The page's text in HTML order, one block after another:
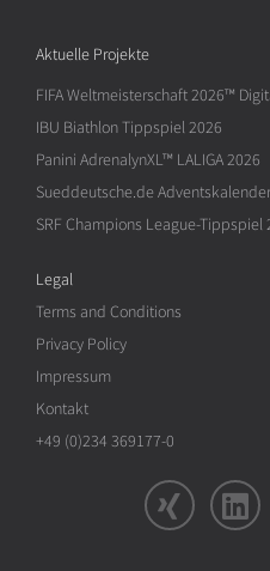
Aktuelle Projekte
FIFA Weltmeisterschaft 2026™
IBU Biathlon Tippspiel 2026
Panini AdrenalynXL™ LALIGA 2026
Sueddeutsche.de
SRF Champions League-Tippspiel
Legal
Terms and Conditions
Privacy Policy
Impressum
Kontakt
+49 (0)234 369177-0